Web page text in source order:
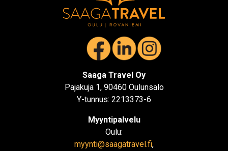
Saaga Travel Oy
Pajakuja 1, 90460 Oulunsalo
Y-tunnus: 2213373-6
Myyntipalvelu
Oulu:
myynti@saagatravel.fi,